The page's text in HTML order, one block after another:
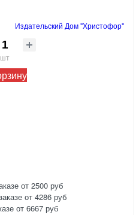
Издательский Дом "Христофор"
шт
от 2500 руб
от 4286 руб
от 6667 руб